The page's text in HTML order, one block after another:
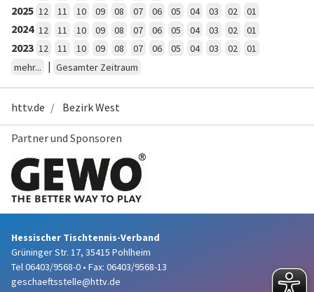
2025 12 11 10 09 08 07 06 05 04 03 02 01
2024 12 11 10 09 08 07 06 05 04 03 02 01
2023 12 11 10 09 08 07 06 05 04 03 02
01
mehr...
| Gesamter Zeitraum
httv.de Bezirk West
Partner und Sponsoren
Hessischer Tischtennis-Verband
Grüninger Str. 17, 35415 Pohlheim
Tel 06403/9568-0 • Fax: 06403/9568-13
geschaeftsstelle@httv.de